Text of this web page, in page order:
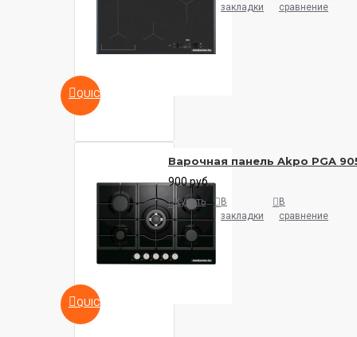
QUICKVIEW
закладки
сравнение
QUICKVIEW
Варочная панель Akpo PGA
900 руб.
Купить
В
закладки
В
сравнение